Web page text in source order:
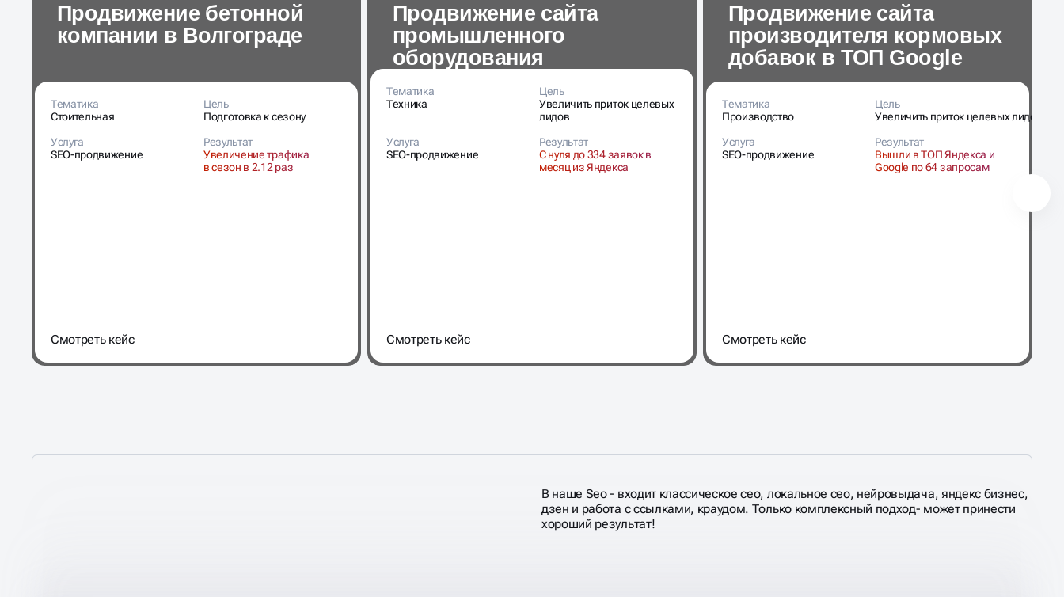
Продвижение бетонной
компании в Волгограде
Тематика
Стоительная
Цель
Подготовка к сезону
Услуга
SEO-продвижение
Результат
Увеличение трафика
в сезон в 2.12 раз
Cмотреть кейс
Продвижение сайта
промышленного
оборудования
Тематика
Техника
Цель
Увеличить приток целевых
лидов
Услуга
SEO-продвижение
Результат
С нуля до 334 заявок в
месяц из Яндекса
Cмотреть кейс
Продвижение сайта
производителя кормовых
добавок в ТОП Google
Тематика
Производство
Цель
Увеличить приток целевых лидов
Услуга
SEO-продвижение
Результат
Вышли в ТОП Яндекса и
Google по 64 запросам
Cмотреть кейс
В наше Seo - входит классическое сео, локальное сео, нейровыдача, яндекс бизнес,
дзен и работа с ссылками, краудом. Только комплексный подход- может принести
хороший результат!